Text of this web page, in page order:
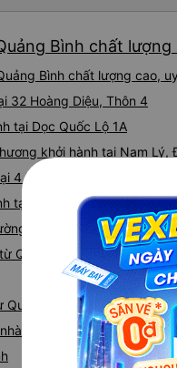
Bình chất
Bình chất lượng cao,
32 Hoàng Diệu, Thôn 4
tại Dọc Quốc Lộ 1A
khởi hành tại Nam Lý,
4 Lý Thường Kiệt
tại Bến xe Ba Đồn, 69
tránh TP Đồng Hới
Quảng Bình đi Bình Định
Bình
xe Quảng Bình Bình Định